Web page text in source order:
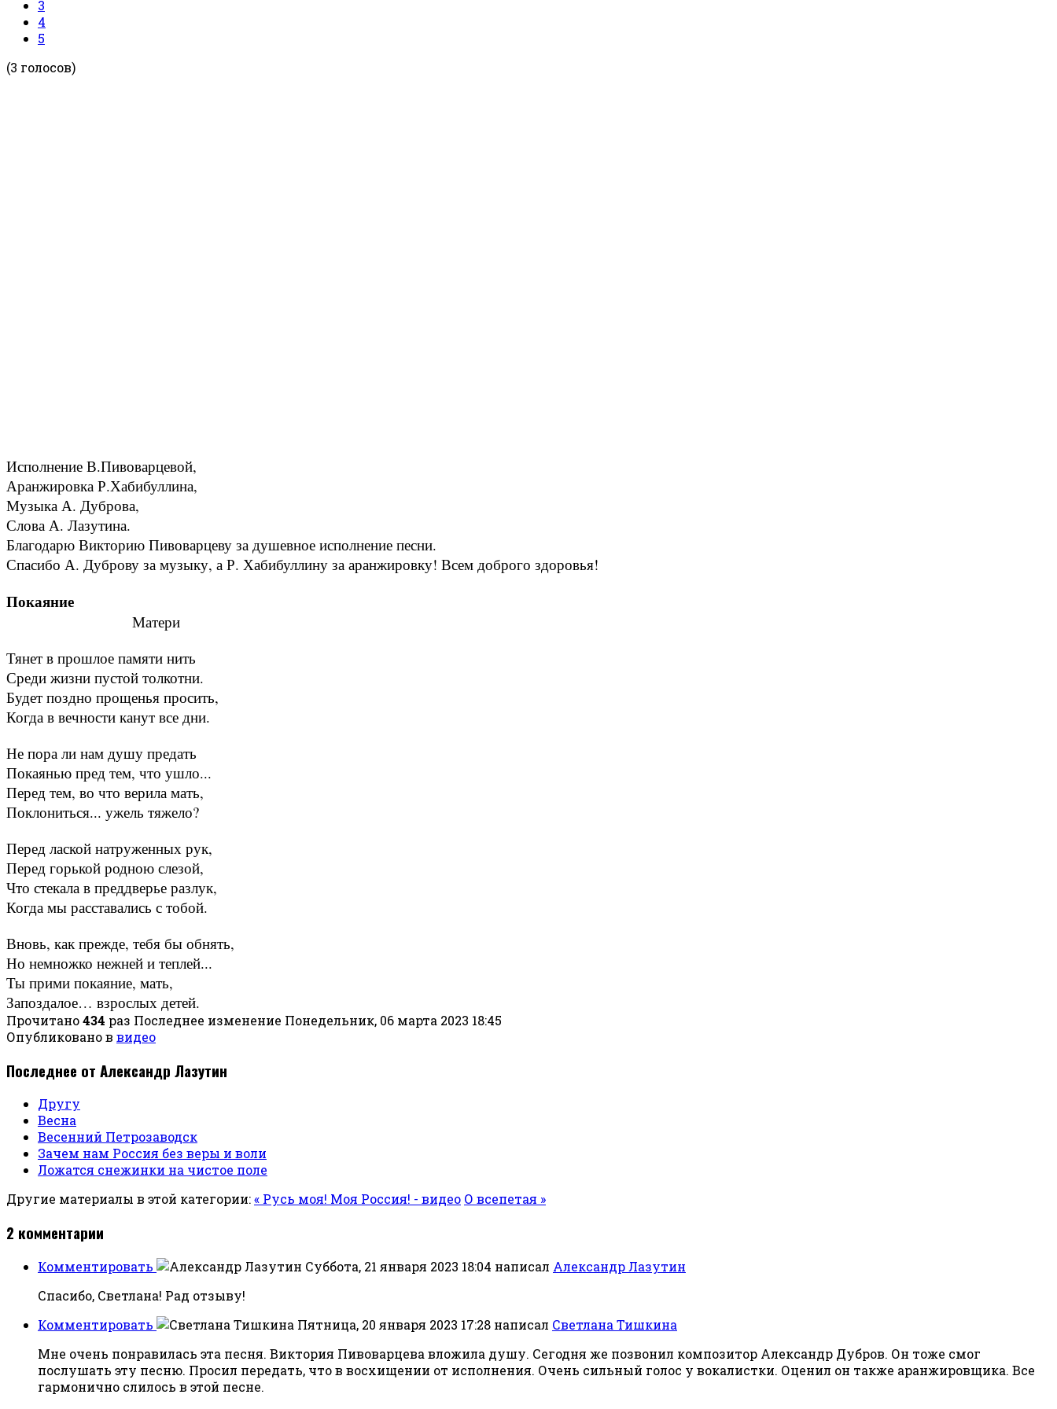
3
4
5
(3 голосов)
Исполнение В.Пивоварцевой,
Аранжировка Р.Хабибуллина,
Музыка А. Дуброва,
Слова А. Лазутина.
Благодарю Викторию Пивоварцеву за душевное исполнение песни.
Спасибо А. Дуброву за музыку, а Р. Хабибуллину за аранжировку! Всем доброго здоровья!
Покаяние
Матери
Тянет в прошлое памяти нить
Среди жизни пустой толкотни.
Будет поздно прощенья просить,
Когда в вечности канут все дни.
Не пора ли нам душу предать
Покаянью пред тем, что ушло...
Перед тем, во что верила мать,
Поклониться... ужель тяжело?
Перед лаской натруженных рук,
Перед горькой родною слезой,
Что стекала в преддверье разлук,
Когда мы расставались с тобой.
Вновь, как прежде, тебя бы обнять,
Но немножко нежней и теплей...
Ты прими покаяние, мать,
Запоздалое… взрослых детей.
Прочитано434 раз Последнее изменение Понедельник, 06 марта 2023 18:45
Опубликовано в видео
Последнее от Александр Лазутин
Другу
Весна
Весенний Петрозаводск
Зачем нам Россия без веры и воли
Ложатся снежинки на чистое поле
Другие материалы в этой категории:« Русь моя! Моя Россия! - видео О всепетая »
2 комментарии
Комментировать Суббота, 21 января 2023 18:04 написал Александр Лазутин
Спасибо, Светлана! Рад отзыву!
Комментировать
Пятница, 20 января 2023 17:28 написал Светлана Тишкина
Мне очень понравилась эта песня. Виктория Пивоварцева вложила душу. Сегодня же позвонил композитор Александр Дубров. Он тоже смог
послушать эту песню. Просил передать, что в восхищении от исполнения. Очень сильный голос у вокалистки. Оценил он также аранжировщика. Все
гармонично слилось в этой песне.